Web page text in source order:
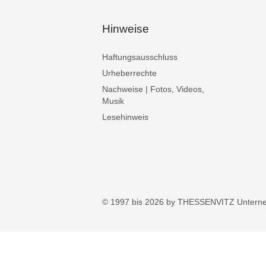
Hinweise
Haftungsausschluss
Urheberrechte
Nachweise | Fotos, Videos,
Musik
Lesehinweis
© 1997 bis 2026 by THESSENVITZ